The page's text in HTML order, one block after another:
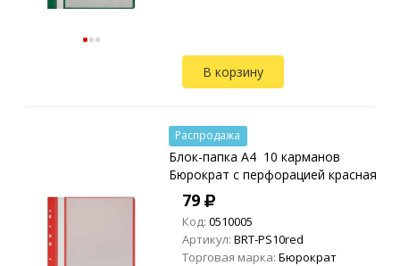
В корзину
Распродажа
Блок-папка A4 10 карманов
Бюрократ с перфорацией красная
79
Код: 0510005
Артикул: BRT-PS10red
Торговая марка: Бюрократ